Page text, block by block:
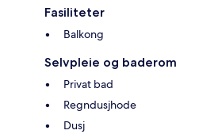
Fasiliteter
Balkong
Selvpleie og baderom
Privat bad
Regndusjhode
Dusj